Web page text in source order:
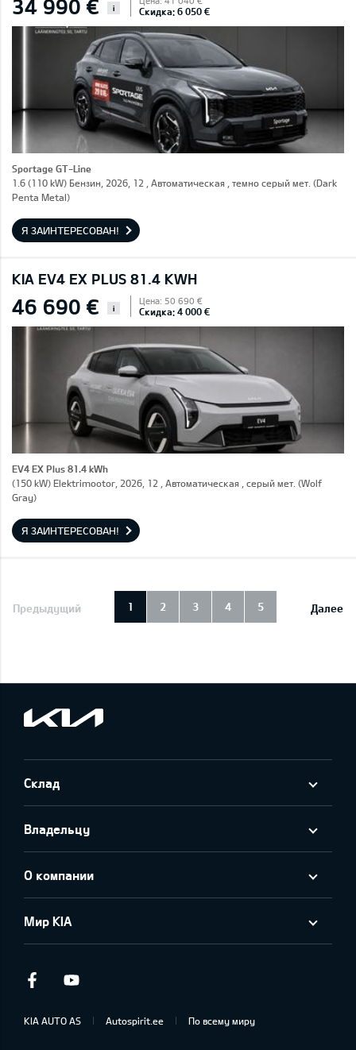
34 990 € i Скидка: 6 050 €
Sportage GT-Line
1.6 (110 kW) Бензин, 2026, 12 , Автоматическая , темно серый мет. (Dark
Penta Metal)
Я ЗАИНТЕРЕСОВАН!
KIA EV4 EX PLUS 81.4 KWH
46 690 € i
Цена: 50 690 €
Скидка: 4 000 €
EV4 EX Plus 81.4 kWh
(150 kW) Elektrimootor, 2026, 12 , Автоматическая , серый мет. (Wolf
Gray)
Я ЗАИНТЕРЕСОВАН!
Предыдущий Далее
1 2 3 4 5
Склад
Владельцу
О компании
Мир KIA
Facebook
KIA AUTO AS Autospirit.ee По всему миру